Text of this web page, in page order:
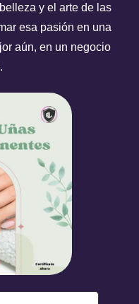
y el arte de las
esa pasión en una
aún, en un negocio